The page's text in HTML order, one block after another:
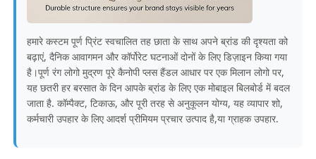
गुणवत्ता नियंत्रण
हमसे संपर्क करें
समाचार
हमारे कस्टम पूर्ण प्रिंट स्वचालित तह छाता के साथ अपने ब्रांड की दृश्यता को
बढ़ाएं, दैनिक आवागमन और कॉर्पोरेट घटनाओं दोनों के लिए डिज़ाइन किया गया
है।पूर्ण रंग लोगो मुद्रण पूरे कैनोपी प्लस हैंडल आधार पर एक मिलान लोगो पर,
यह छतरी हर बरसात के दिन आपके ब्रांड के लिए एक मोबाइल बिलबोर्ड में बदल
जाता है. कॉम्पैक्ट, टिकाऊ, और पूरी तरह से अनुकूलन योग्य, यह व्यापार शो,
कर्मचारी उपहार के लिए आदर्श प्रीमियम प्रचार उत्पाद है,या ग्राहक उपहार.